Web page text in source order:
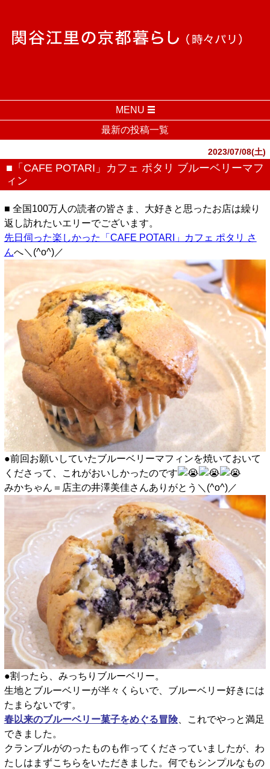
MENU
最新の投稿一覧
2023/07/08(土)
■「CAFE POTARI」カフェ ポタリ ブルーベリーマフ
ィン
■ 全国100万人の読者の皆さま、大好きと思ったお店は繰り
返し訪れたいエリーでございます。
先日伺った楽しかった「CAFE POTARI」カフェ ポタリ さ
んへ＼(^o^)／
●前回お願いしていたブルーベリーマフィンを焼いておいて
くださって、これがおいしかったのです
みかちゃん＝店主の井澤美佳さんありがとう＼(^o^)／
●割ったら、みっちりブルーベリー。
生地とブルーベリーが半々くらいで、ブルーベリー好きには
たまらないです。
春以来のブルーベリー菓子をめぐる冒険、これでやっと満足
できました。
クランブルがのったものも作ってくださっていましたが、わ
たしはまずこちらをいただきました。何でもシンプルなもの